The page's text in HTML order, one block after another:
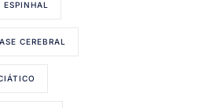
CEREBRAL